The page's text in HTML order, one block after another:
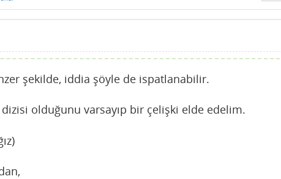
şekilde, iddia şöyle de ispatlanabilir.
olduğunu varsayıp bir çelişki elde edelim.